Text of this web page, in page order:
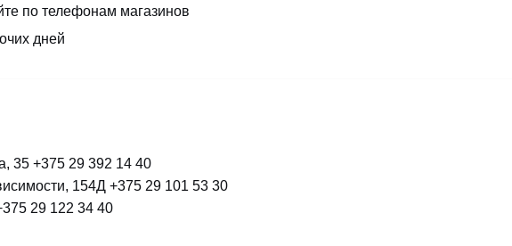
по телефонам магазинов
дней
35 +375 29 392 14 40
154Д +375 29 101 53 30
29 122 34 40